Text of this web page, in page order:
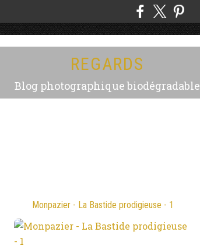
REGARDS
Blog photographique biodégradable
MONPAZIER
Monpazier - La Bastide prodigieuse - 1